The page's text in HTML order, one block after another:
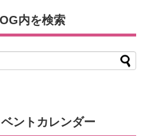
内を検索
ントカレンダー